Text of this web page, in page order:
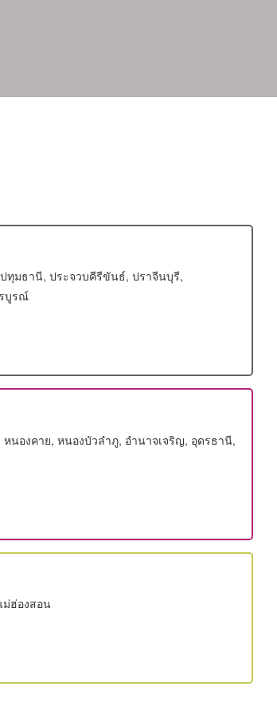
ทุมธานี, ประจวบคีรีขันธ์, ปราจีนบุรี,
บูรณ์
นองคาย, หนองบัวลำภู, อำนาจเจริญ, อุดรธานี,
ม่ฮ่องสอน